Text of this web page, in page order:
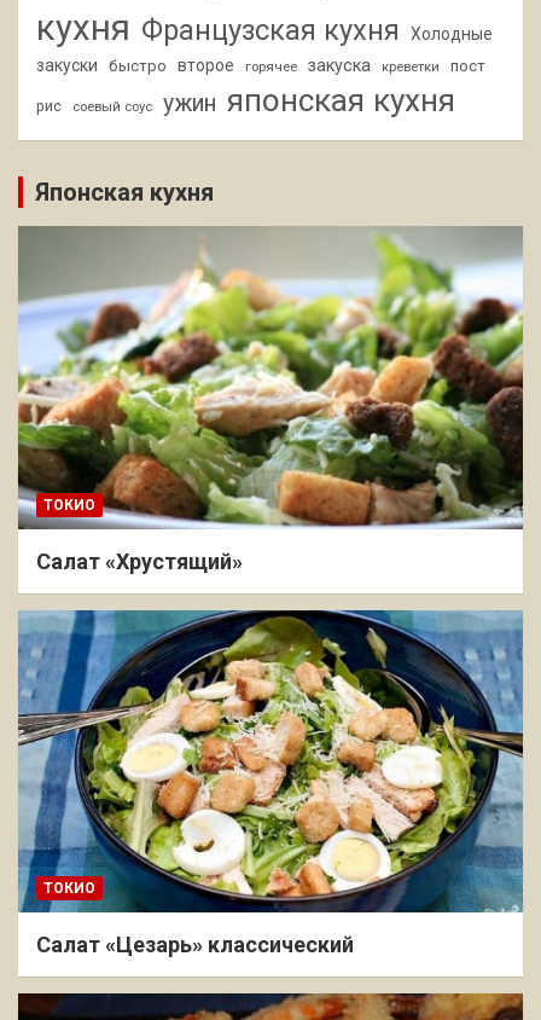
кухня Французская кухня
Холодные
закуски
быстро второе горячее закуска креветки пост
рис соевый соус ужин японская кухня
Японская кухня
ТОКИО
Салат «Хрустящий»
ТОКИО
Салат «Цезарь» классический